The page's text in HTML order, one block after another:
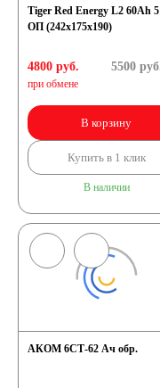
Tiger Red Energy L2 60Ah
ОП (242x175x190)
4800 руб.
при обмене
5500
В корзину
Купить в 1 клик
В наличии
АКОМ 6СТ-62 Ач обр.